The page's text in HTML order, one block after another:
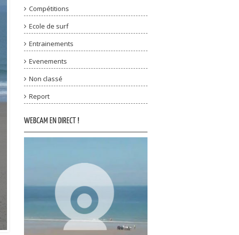
Compétitions
Ecole de surf
Entrainements
Evenements
Non classé
Report
WEBCAM EN DIRECT !